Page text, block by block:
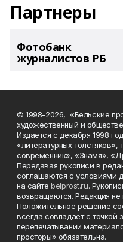
Партнеры
Фотобанк
журналистов РБ
© 1998-2026, «Бельские
художественный и
Издается с декабря 1998
«литературных
современник», «Знамя»,
Передавая рукописи в
соглашаются с условиями
на сайтеbelprost.ru.
возвращаются. Редакция не
Положительное решение
всегда совпадает с точкой
перепечатывании
просторы» обязательна.